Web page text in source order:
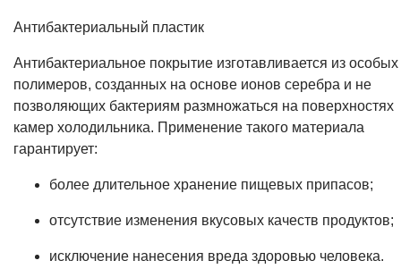
Антибактериальный пластик
Антибактериальное покрытие изготавливается из особых
полимеров, созданных на основе ионов серебра и не
позволяющих бактериям размножаться на поверхностях
камер холодильника. Применение такого материала
гарантирует:
более длительное хранение пищевых припасов;
отсутствие изменения вкусовых качеств продуктов;
исключение нанесения вреда здоровью человека.